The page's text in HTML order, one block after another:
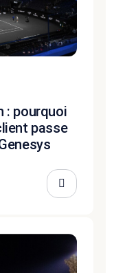
: pourquoi
passe